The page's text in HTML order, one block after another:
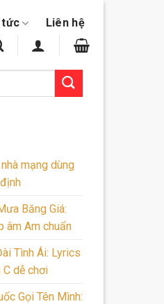
tức Liên hệ
mạng dùng
Băng Giá:
âm Am chuẩn
Tình Ái: Lyrics
C dễ chơi
Gọi Tên Mình: